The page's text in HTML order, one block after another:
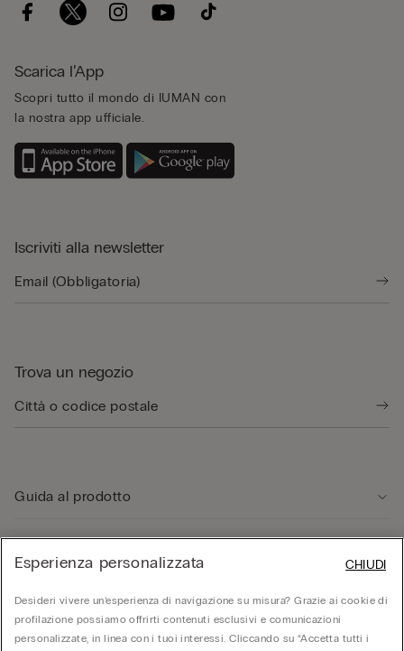
Scarica l’App
Scopri tutto il mondo di IUMAN con
la nostra app ufficiale.
Iscriviti alla newsletter
Trova un negozio
Guida al prodotto
Area Legale
Esperienza personalizzata
Desideri vivere un’esperienza di navigazione su misura? Grazie ai cookie di
profilazione possiamo offrirti contenuti esclusivi e comunicazioni
personalizzate, in linea con i tuoi interessi. Cliccando su “Accetta tutti i
CHIUDI